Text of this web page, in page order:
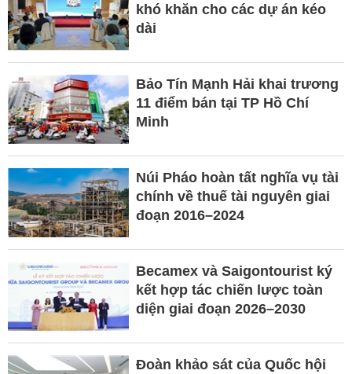
khó khăn cho các dự án kéo
dài
Bảo Tín Mạnh Hải khai trương
11 điểm bán tại TP Hồ Chí
Minh
Núi Pháo hoàn tất nghĩa vụ tài
chính về thuế tài nguyên giai
đoạn 2016–2024
Becamex và Saigontourist ký
kết hợp tác chiến lược toàn
diện giai đoạn 2026–2030
Đoàn khảo sát của Quốc hội